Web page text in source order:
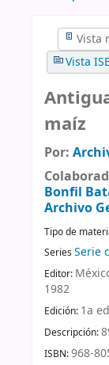
Vista
Vista
maíz
Por:
Bonfil
Archivo
Tipo de
Series Serie
Editor:
1982
Edición: 1a ed
Descripción:
ISBN:968-